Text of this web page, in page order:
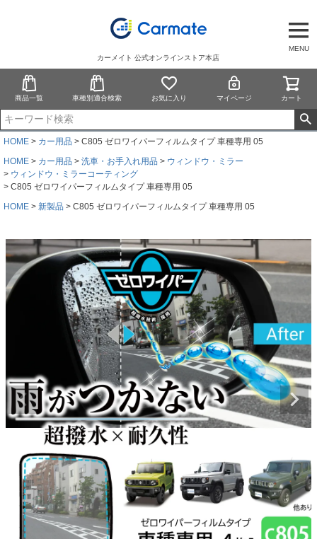
MENU
カーメイト 公式オンラインストア本店
商品一覧 車種別適合検索 お気に入り マイページ カート
HOME カー用品
C805 ゼロワイパーフィルムタイプ 車種専用 05
HOME
カー用品 洗車・お手入れ用品
ウィンドウ・ミラー
ウィンドウ・ミラーコーティング
C805 ゼロワイパーフィルムタイプ 車種専用 05
HOME
新製品 C805 ゼロワイパーフィルムタイプ 車種専用 05